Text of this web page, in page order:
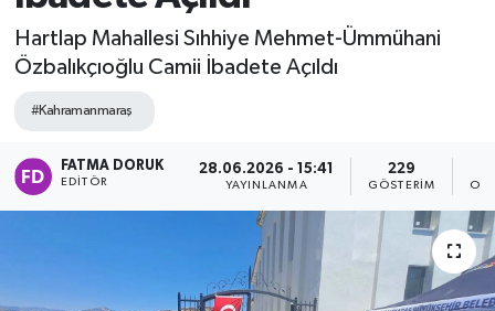
Hartlap Mahallesi Sıhhiye Mehmet-Ümmühani
Özbalıkçıoğlu Camii İbadete Açıldı
#Kahramanmaraş
FATMA DORUK
EDITÖR
28.06.2026 - 15:41
YAYINLANMA
229
GÖSTERIM